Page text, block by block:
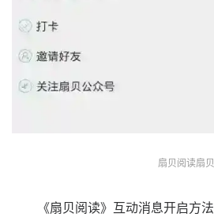
扇贝阅读扇贝
《扇贝阅读》互动消息开启方法